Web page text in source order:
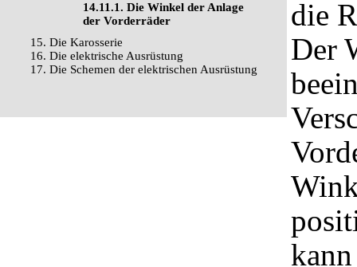
14.11.1. Die Winkel der Anlage
der Vorderräder
15. Die Karosserie
16. Die elektrische Ausrüstung
17. Die Schemen der elektrischen Ausrüstung
die
Der